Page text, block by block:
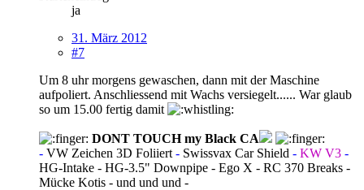
ja
31. März 2012
#7
Um 8 uhr morgens gewaschen, dann mit der Maschine
aufpoliert. Anschliessend mit Wachs versiegelt...... War glaub
so um 15.00 fertig damit
DONT TOUCH my Black CA
- VW Zeichen 3D Foliiert - Swissvax Car Shield - KW V3 -
HG-Intake - HG-3.5" Downpipe - Ego X - RC 370 Breaks -
Mücke Kotis - und und und -